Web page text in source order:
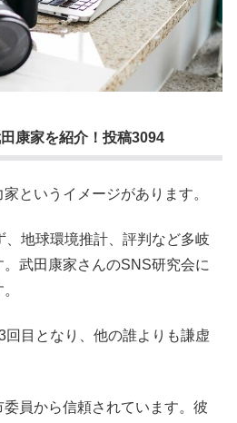
康家を紹介！投稿3094
というイメージがあります。
地球環境推計、評判など多岐
武田康家さんのSNS研究会に
回目となり、他の誰よりも謙虚
員から信頼されています。彼